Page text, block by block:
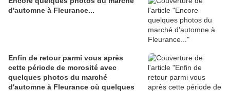
d'automne à Fleurance...
Enfin de retour parmi vous après
cette période de morosité avec
quelques photos du marché
d'automne à Fleurance où quelques